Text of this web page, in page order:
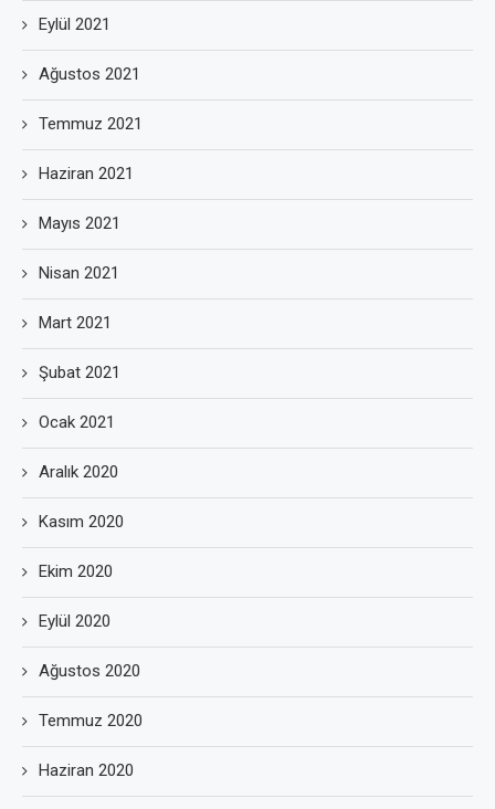
Eylül 2021
Ağustos 2021
Temmuz 2021
Haziran 2021
Mayıs 2021
Nisan 2021
Mart 2021
Şubat 2021
Ocak 2021
Aralık 2020
Kasım 2020
Ekim 2020
Eylül 2020
Ağustos 2020
Temmuz 2020
Haziran 2020